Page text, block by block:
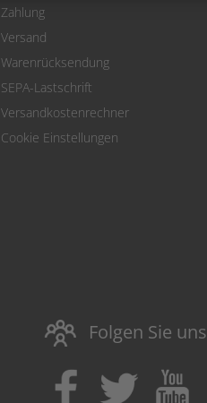
Zahlung
Versand
Warenrücksendung
SEPA-Lastschrift
Versandkostenrechner
Cookie Einstellungen
Folgen Sie uns